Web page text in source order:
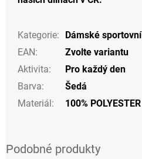
Kategorie:
Dámské
EAN:
Zvolte variantu
Aktivita:
Pro každý den
Barva:
Šedá
Materiál: 100% POLYESTER